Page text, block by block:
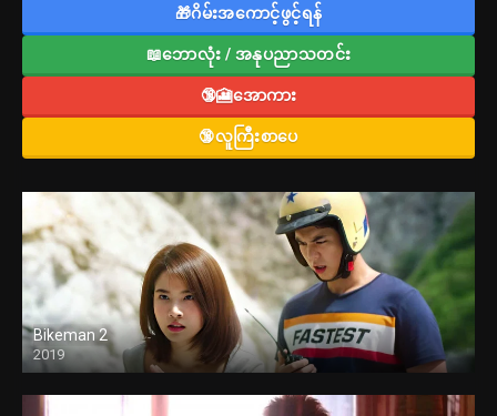
🎁ဂိမ်းအကောင့်ဖွင့်ရန်
📖ဘောလုံး / အနုပညာသတင်း
🔞🎦အောကား
🔞လူကြီးစာပေ
Bikeman 2
2019